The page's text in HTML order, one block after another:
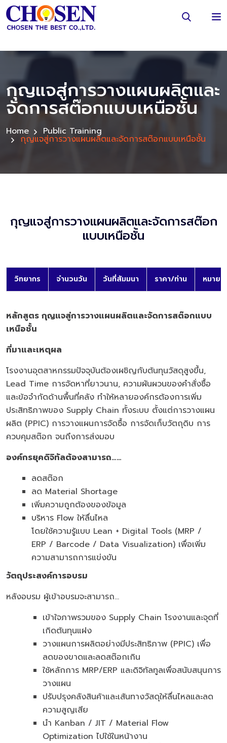
กุญแจสู่การวางแผนผลิตและ
จัดการสต๊อกแบบเหนือชั้น
Home Public Training
กุญแจสู่การวางแผนผลิตและจัดการสต๊อกแบบเหนือชั้น
กุญแจสู่การวางแผนผลิตและจัดการสต๊อก
แบบเหนือชั้น
วิทยากร จำนวนวัน วันที่สัมมนา ราคา/ท่าน หมายเ
หลักสูตร กุญแจสู่การวางแผนผลิตและจัดการสต๊อกแบบ
เหนือชั้น
ที่มาและเหตุผล
โรงงานอุตสาหกรรมปัจจุบันต้องเผชิญกับต้นทุนวัสดุสูงขึ้น,
Lead Time การจัดหาที่ยาวนาน, ความผันผวนของคำสั่งซื้อ
และข้อจำกัดด้านพื้นที่คลัง ทำให้หลายองค์กรต้องการเพิ่ม
ประสิทธิภาพของ Supply Chain ทั้งระบบ ตั้งแต่การวางแผน
ผลิต (PPIC) การวางแผนการจัดซื้อ การจัดเก็บวัตถุดิบ การ
ควบคุมสต๊อก จนถึงการส่งมอบ
องค์กรยุคดิจิทัลต้องสามารถ……
ลดสต๊อก
ลด Material Shortage
เพิ่มความถูกต้องของข้อมูล
บริหาร Flow ให้ลื่นไหล
โดยใช้ความรู้แบบ Lean + Digital Tools (MRP /
ERP / Barcode / Data Visualization) เพื่อเพิ่ม
ความสามารถการแข่งขัน
วัตถุประสงค์การอบรม
หลังอบรม ผู้เข้าอบรมจะสามารถ…
เข้าใจภาพรวมของ Supply Chain โรงงานและจุดที่
เกิดต้นทุนแฝง
วางแผนการผลิตอย่างมีประสิทธิภาพ (PPIC) เพื่อ
ลดของขาดและลดสต๊อกเกิน
ใช้หลักการ MRP/ERP และดิจิทัลทูลเพื่อสนับสนุนการ
วางแผน
ปรับปรุงคลังสินค้าและเส้นทางวัสดุให้ลื่นไหลและลด
ความสูญเสีย
นำ Kanban / JIT / Material Flow
Optimization ไปใช้ในหน้างาน